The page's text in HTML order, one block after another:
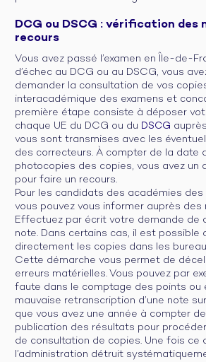
DCG ou DSCG : vérification
recours
Vous avez passé l’examen en Île-de-
d’échec au DCG ou au DSCG, vous
demander la consultation de vos
interacadémique des examens et
première étape consiste à déposer
chaque UE du DCG ou du DSCG
vous sont transmises avec les
des correcteurs. À compter de la date
photocopies des copies, vous avez un
pour faire un recours.
Pour les candidats des académies
vous pouvez vous informer auprès des
Effectuez par écrit votre demande de
note. Dans certains cas, il est possible
directement les copies dans les
Cette démarche vous permet de
erreurs matérielles. Vous pouvez par
faute dans le comptage des points ou
mauvaise retranscription d’une note
que vous avez une année à compter
publication des résultats pour
de consultation de copies. Une fois ce
l’administration détruit